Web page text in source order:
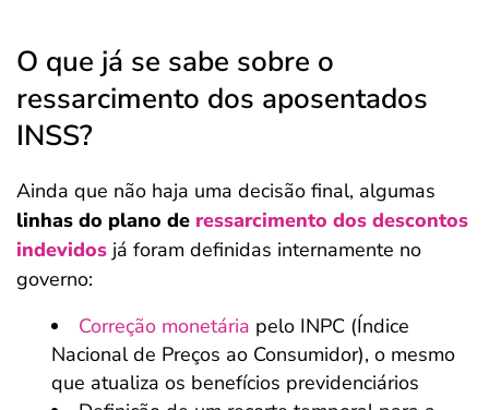
O que já se sabe sobre o
ressarcimento dos aposentados
INSS?
Ainda que não haja uma decisão final, algumas
linhas do plano de ressarcimento dos descontos
indevidos já foram definidas internamente no
governo:
Correção monetária pelo INPC (Índice
Nacional de Preços ao Consumidor), o mesmo
que atualiza os benefícios previdenciários